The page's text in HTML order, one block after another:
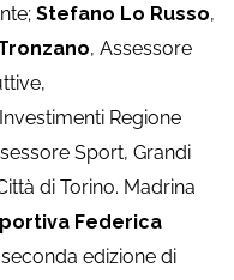
Stefano Lo Russo,
, Assessore
Regione
Sport, Grandi
di Torino. Madrina
Federica
edizione di